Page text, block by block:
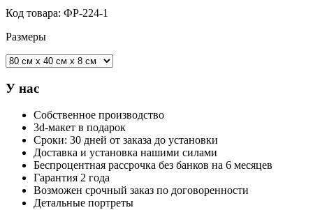
Код товара: ФР-224-1
Размеры
У нас
Собственное производство
3d-макет в подарок
Сроки: 30 дней от заказа до установки
Доставка и установка нашими силами
Беспроцентная рассрочка без банков на 6 месяцев
Гарантия 2 года
Возможен срочный заказ по договоренности
Детальные портреты